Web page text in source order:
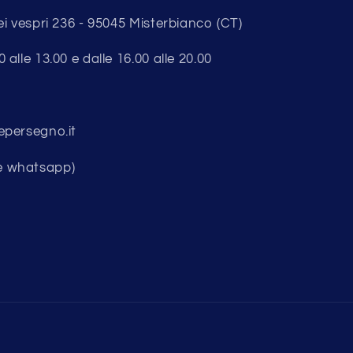
vespri 236 - 95045 Misterbianco (CT)
alle 13.00 e dalle 16.00 alle 20.00
whatsapp)